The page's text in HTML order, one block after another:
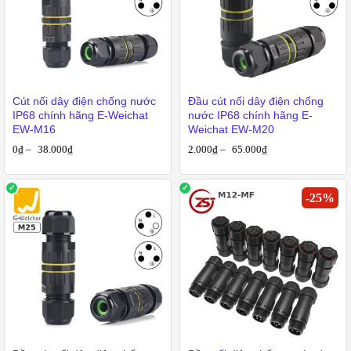
Cút nối dây điện chống nước
IP68 chính hãng E-Weichat
EW-M16
0₫ – 38.000₫
Đầu cút nối dây điện chống
nước IP68 chính hãng E-
Weichat EW-M20
2.000₫ – 65.000₫
-25%